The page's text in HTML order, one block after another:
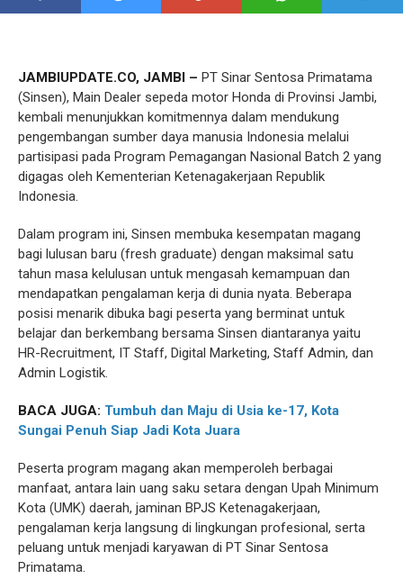
JAMBIUPDATE.CO, JAMBI – PT Sinar Sentosa Primatama
(Sinsen), Main Dealer sepeda motor Honda di Provinsi Jambi,
kembali menunjukkan komitmennya dalam mendukung
pengembangan sumber daya manusia Indonesia melalui
partisipasi pada Program Pemagangan Nasional Batch 2 yang
digagas oleh Kementerian Ketenagakerjaan Republik
Indonesia.
Dalam program ini, Sinsen membuka kesempatan magang
bagi lulusan baru (fresh graduate) dengan maksimal satu
tahun masa kelulusan untuk mengasah kemampuan dan
mendapatkan pengalaman kerja di dunia nyata. Beberapa
posisi menarik dibuka bagi peserta yang berminat untuk
belajar dan berkembang bersama Sinsen diantaranya yaitu
HR-Recruitment, IT Staff, Digital Marketing, Staff Admin, dan
Admin Logistik.
BACA JUGA: Tumbuh dan Maju di Usia ke-17, Kota
Sungai Penuh Siap Jadi Kota Juara
Peserta program magang akan memperoleh berbagai
manfaat, antara lain uang saku setara dengan Upah Minimum
Kota (UMK) daerah, jaminan BPJS Ketenagakerjaan,
pengalaman kerja langsung di lingkungan profesional, serta
peluang untuk menjadi karyawan di PT Sinar Sentosa
Primatama.